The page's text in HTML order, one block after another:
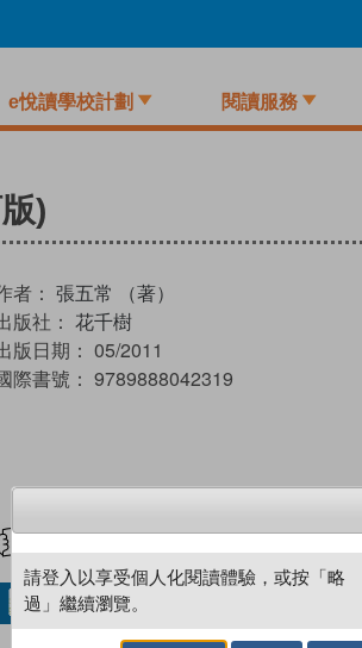
e悅讀學校計劃 閱讀服務
)
者： 張五常 （著）
版社： 花千樹
版日期： 05/2011
際書號： 9789888042319
借閱實體書
請登入以享受個人化閱讀體驗，或按「略
過」繼續瀏覽。